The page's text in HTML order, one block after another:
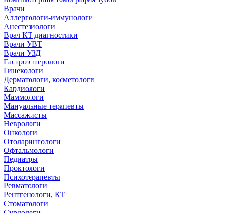
Врачи
Аллергологи-иммунологи
Анестезиологи
Врач КТ диагностики
Врачи УВТ
Врачи УЗД
Гастроэнтерологи
Гинекологи
Дерматологи, косметологи
Кардиологи
Маммологи
Мануальные терапевты
Массажисты
Неврологи
Онкологи
Отоларингологи
Офтальмологи
Педиатры
Проктологи
Психотерапевты
Ревматологи
Рентгенологи, КТ
Стоматологи